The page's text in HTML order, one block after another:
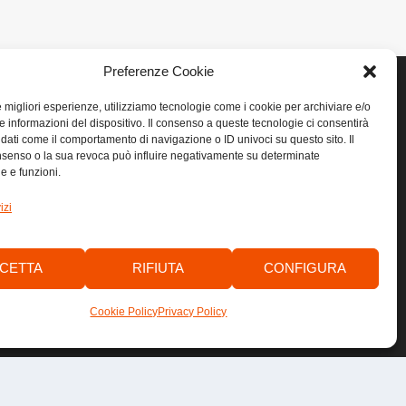
Preferenze Cookie
migliori esperienze, utilizziamo tecnologie come i cookie per archiviare e/o
informazioni del dispositivo. Il consenso a queste tecnologie ci consentirà
come il comportamento di navigazione o ID univoci su questo sito. Il
o la sua revoca può influire negativamente su determinate
e funzioni.
RIFIUTA CONFIGURA
Cookie PolicyPrivacy Policy
UTILI